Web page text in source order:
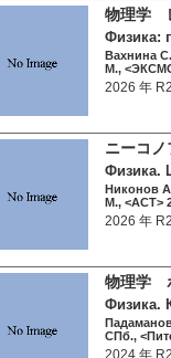
物理学
Физика:
Вахнина
М.,
2026 年
ニーコ
Физика.
Никонов
М., <АСТ>
2026 年
物理学
Физика.
СПб.,
2024 年